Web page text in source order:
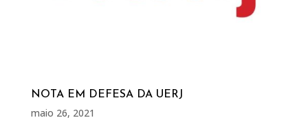
NOTA EM DEFESA DA UERJ
maio 26, 2021